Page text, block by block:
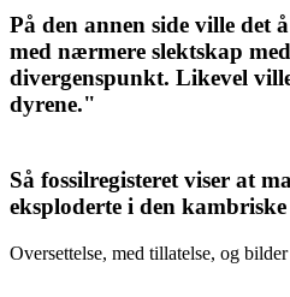
På den annen side ville det
med nærmere slektskap
divergenspunkt. Likevel
dyrene."
Så fossilregisteret viser at
eksploderte i den
Oversettelse, med tillatelse, og